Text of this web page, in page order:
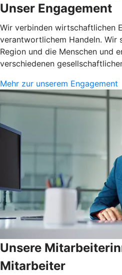
Unser Engagement
Wir verbinden wirtschaftlichen
verantwortlichem Handeln. Wir
Region und die Menschen und
verschiedenen
Mehr zur unserem Engagement
Unsere
Mitarbeiter